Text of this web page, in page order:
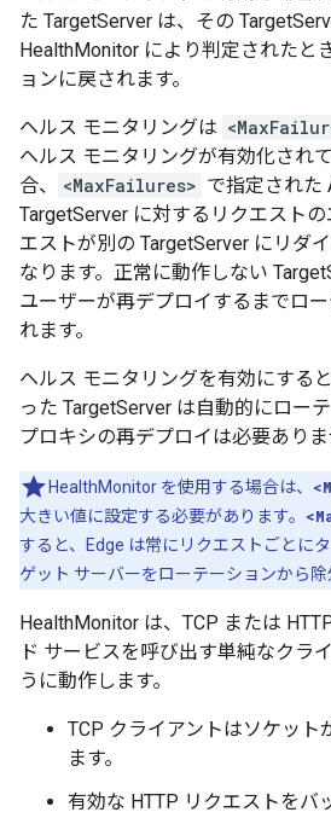
た TargetServer は、その
HealthMonitor により判定されたと
ョンに戻されます。
ヘルス モニタリングは
ヘルス モニタリングが有効化され
合、
<MaxFailures> で指定された
TargetServer に対するリクエスト
エストが別の TargetServer にリダ
なります。正常に動作しない
ユーザーが再デプロイするまでロ
れます。
ヘルス モニタリングを有効にする
った TargetServer は自動的にロー
プロキシの再デプロイは必要ありま
HealthMonitor を使用する場合は、
大きい値に設定する必要があります。
すると、Edge は常にリクエストごとに
ゲット サーバーをローテーションから除
HealthMonitor は、TCP または
ド サービスを呼び出す単純なクラ
うに動作します。
TCP クライアントはソケット
ます。
有効な HTTP リクエストをバ